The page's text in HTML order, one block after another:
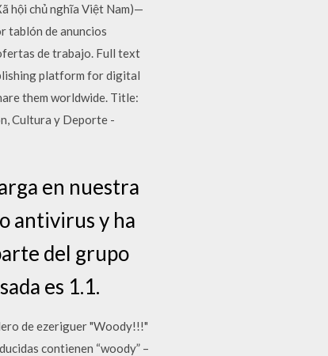
hội chủ nghĩa Việt Nam)—
tablón de anuncios
de trabajo. Full text
platform for digital
them worldwide. Title:
Cultura y Deporte -
en nuestra
antivirus y ha
del grupo
es 1.1.
de ezeriguer "Woody!!!"
contienen “woody” –